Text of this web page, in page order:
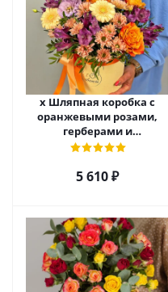
х Шляпная коробка с
оранжевыми розами,
герберами и
альстромерией арт. 52460
5 610₽